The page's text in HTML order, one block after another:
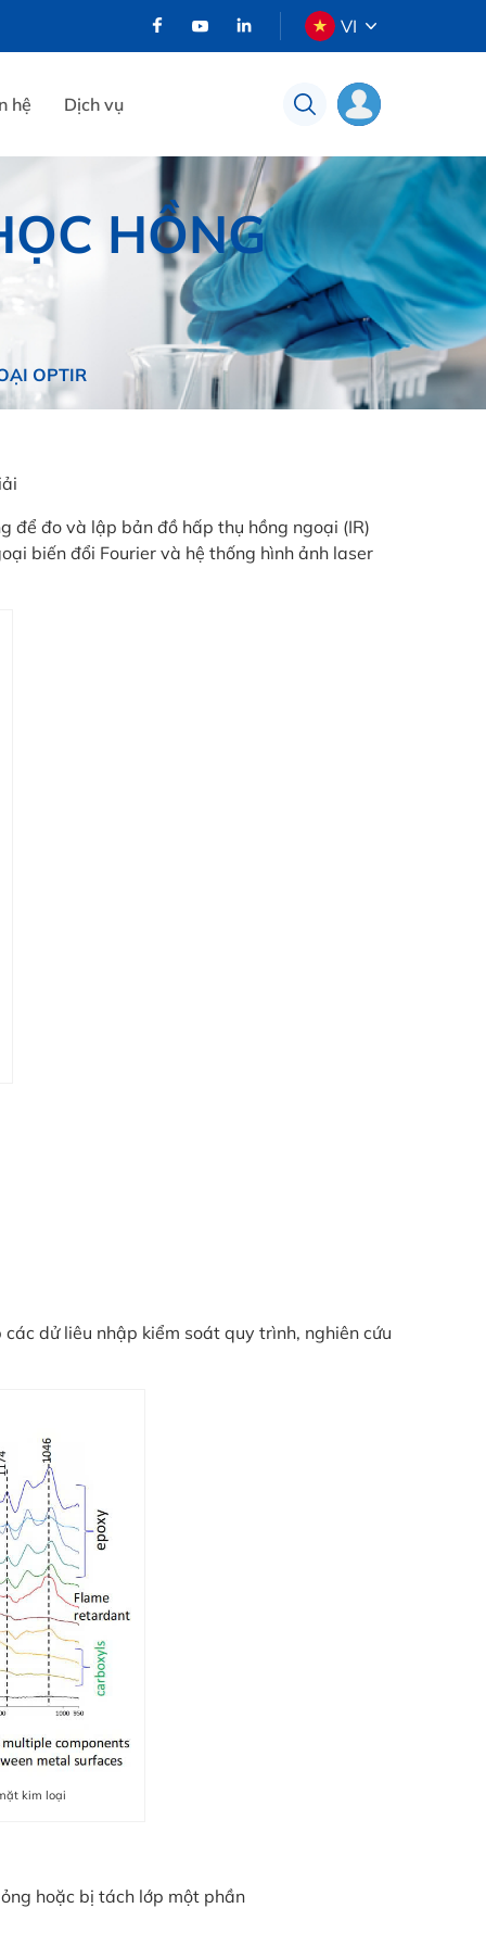
VI
hệ Dịch vụ
HỒNG
OPTIR
để đo và lập bản đồ hấp thụ hồng ngoại (IR)
biến đổi Fourier và hệ thống hình ảnh laser
dử liêu nhập kiểm soát quy trình, nghiên cứu
kim loại
hoặc bị tách lớp một phần